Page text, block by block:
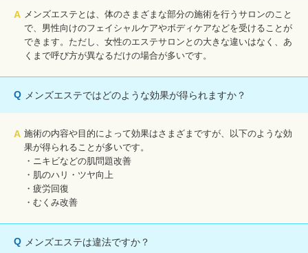
A メンズエステとは、体のさまざまな部分の施術を行うサロンのこと
で、男性向けのフェイシャルケアやボディケアなどを受けることが
できます。ただし、女性のエステサロンとの大きな違いはなく、あ
くまで呼び方が異なるだけの場合が多いです。
Q メンズエステではどのような効果が得られますか？
A 施術の内容や目的によって効果はさまざまですが、以下のような効
果が得られることが多いです。
・ニキビなどの肌問題改善
・肌のハリ・ツヤ向上
・疲労回復
・むくみ改善
Q メンズエステは違法ですか？